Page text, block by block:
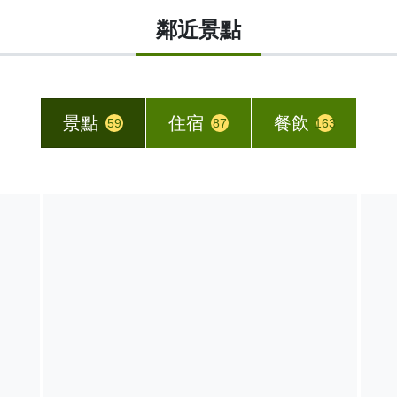
鄰近景點
景點 59 住宿 87 餐飲 163